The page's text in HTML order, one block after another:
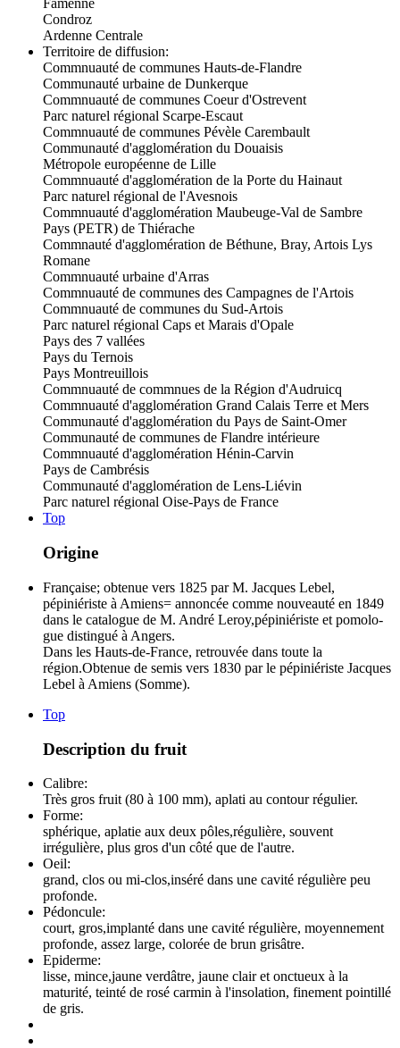
Famenne
Condroz
Ardenne Centrale
Territoire de diffusion:
Commnuauté de communes Hauts-de-Flandre
Communauté urbaine de Dunkerque
Commnuauté de communes Coeur d'Ostrevent
Parc naturel régional Scarpe-Escaut
Commnuauté de communes Pévèle Carembault
Communauté d'agglomération du Douaisis
Métropole européenne de Lille
Commnuauté d'agglomération de la Porte du Hainaut
Parc naturel régional de l'Avesnois
Commnuauté d'agglomération Maubeuge-Val de Sambre
Pays (PETR) de Thiérache
Commnauté d'agglomération de Béthune, Bray, Artois Lys
Romane
Commnuauté urbaine d'Arras
Commnuauté de communes des Campagnes de l'Artois
Commnuauté de communes du Sud-Artois
Parc naturel régional Caps et Marais d'Opale
Pays des 7 vallées
Pays du Ternois
Pays Montreuillois
Commnuauté de commnues de la Région d'Audruicq
Commnuauté d'agglomération Grand Calais Terre et Mers
Communauté d'agglomération du Pays de Saint-Omer
Communauté de communes de Flandre intérieure
Commnuauté d'agglomération Hénin-Carvin
Pays de Cambrésis
Communauté d'agglomération de Lens-Liévin
Parc naturel régional Oise-Pays de France
Top
Origine
Française; obtenue vers 1825 par M. Jacques Lebel,
pépiniériste à Amiens= annoncée comme nouveauté en 1849
dans le catalogue de M. André Leroy,pépiniériste et pomolo-
gue distingué à Angers.
Dans les Hauts-de-France, retrouvée dans toute la
région.Obtenue de semis vers 1830 par le pépiniériste Jacques
Lebel à Amiens (Somme).
Top
Description du fruit
Calibre:
Très gros fruit (80 à 100 mm), aplati au contour régulier.
Forme:
sphérique, aplatie aux deux pôles,régulière, souvent
irrégulière, plus gros d'un côté que de l'autre.
Oeil:
grand, clos ou mi-clos,inséré dans une cavité régulière peu
profonde.
Pédoncule:
court, gros,implanté dans une cavité régulière, moyennement
profonde, assez large, colorée de brun grisâtre.
Epiderme:
lisse, mince,jaune verdâtre, jaune clair et onctueux à la
maturité, teinté de rosé carmin à l'insolation, finement pointillé
de gris.